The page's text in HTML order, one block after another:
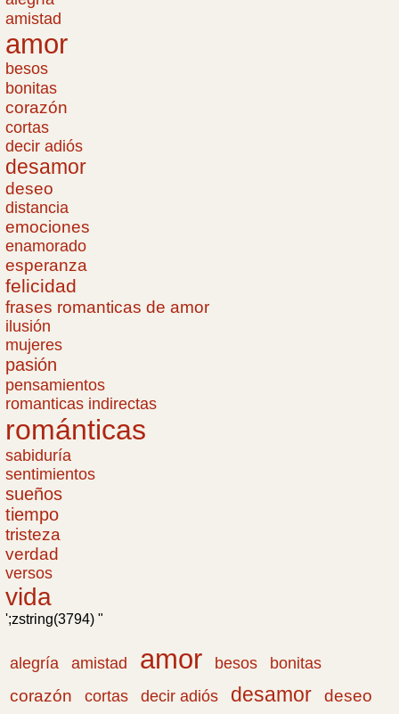
amistad
amor
besos
bonitas
corazón
cortas
decir adiós
desamor
deseo
distancia
emociones
enamorado
esperanza
felicidad
frases romanticas de amor
ilusión
mujeres
pasión
pensamientos
romanticas indirectas
románticas
sabiduría
sentimientos
sueños
tiempo
tristeza
verdad
versos
vida
';zstring(3794) "
alegría amistad amor besos
bonitas
corazón
cortas decir adiós desamor deseo